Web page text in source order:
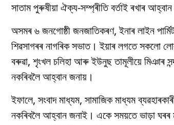
সাতাম পুৰুষীয়া ঐক্য-সম্প্ৰীতি বৰ্তাই ৰখাৰ
অসমৰ ৬ জনগোষ্ঠী জনজাতিকৰণ, ইনাৰ লাইন
শিৱসাগৰৰ নাগৰিক সভাত। ইয়াৰ লগতে সকলো
বৰুৱা, শৃংখল চলিহা আৰু ইউনুছ তামূলীয়ে মিঞাৰ
নকৰিবলৈ আহ্বান জনায়।
ইফালে, সংবাদ মাধ্যম, সামাজিক মাধ্যম
নকৰিবলৈ আহ্বান জনাই। একে সময়তে ভাড়া ঘৰৰ